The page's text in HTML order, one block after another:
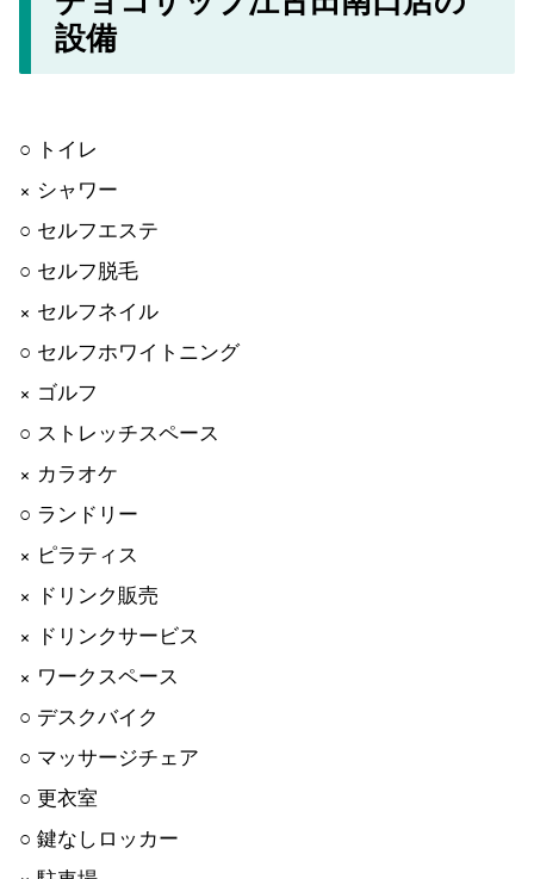
設備
○ トイレ
× シャワー
○ セルフエステ
○ セルフ脱毛
× セルフネイル
○ セルフホワイトニング
× ゴルフ
○ ストレッチスペース
× カラオケ
○ ランドリー
× ピラティス
× ドリンク販売
× ドリンクサービス
× ワークスペース
○ デスクバイク
○ マッサージチェア
○ 更衣室
○ 鍵なしロッカー